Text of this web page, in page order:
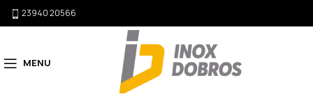
23940 20566
MENU